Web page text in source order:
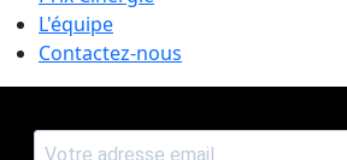
L'équipe
Contactez-nous